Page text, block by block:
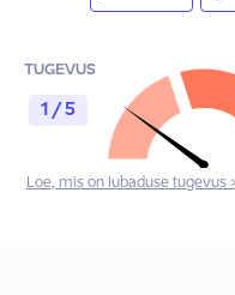
TUGEVUS
1 / 5
Loe, mis on lubaduse tugevus